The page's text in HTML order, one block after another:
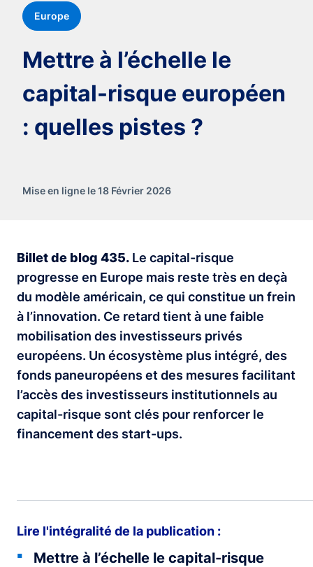
Europe
Mettre à l’échelle le
capital-risque européen
: quelles pistes ?
Mise en ligne le 18 Février 2026
Billet de blog 435. Le capital-risque
progresse en Europe mais reste très en deçà
du modèle américain, ce qui constitue un frein
à l’innovation. Ce retard tient à une faible
mobilisation des investisseurs privés
européens. Un écosystème plus intégré, des
fonds paneuropéens et des mesures facilitant
l’accès des investisseurs institutionnels au
capital-risque sont clés pour renforcer le
financement des start-ups.
Lire l'intégralité de la publication :
Mettre à l’échelle le capital-risque